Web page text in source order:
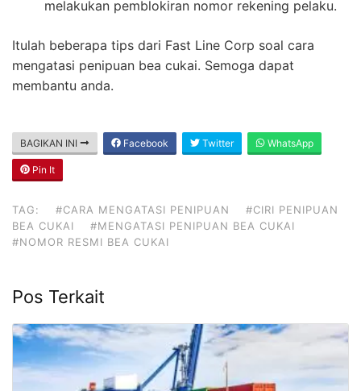
melakukan pemblokiran nomor rekening pelaku.
Itulah beberapa tips dari Fast Line Corp soal cara
mengatasi penipuan bea cukai. Semoga dapat
membantu anda.
BAGIKAN INI Facebook Twitter WhatsApp
Pin It
TAG: #CARA MENGATASI PENIPUAN
#CIRI PENIPUAN
BEA CUKAI
#MENGATASI PENIPUAN BEA CUKAI
#NOMOR RESMI BEA CUKAI
Pos Terkait